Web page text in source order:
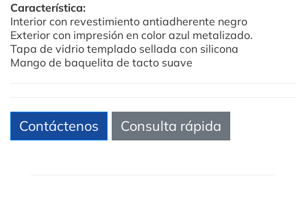
Característica:
Interior con revestimiento antiadherente negro
Exterior con impresión en color azul metalizado.
Tapa de vidrio templado sellada con silicona
Mango de baquelita de tacto suave
Contáctenos Consulta rápida